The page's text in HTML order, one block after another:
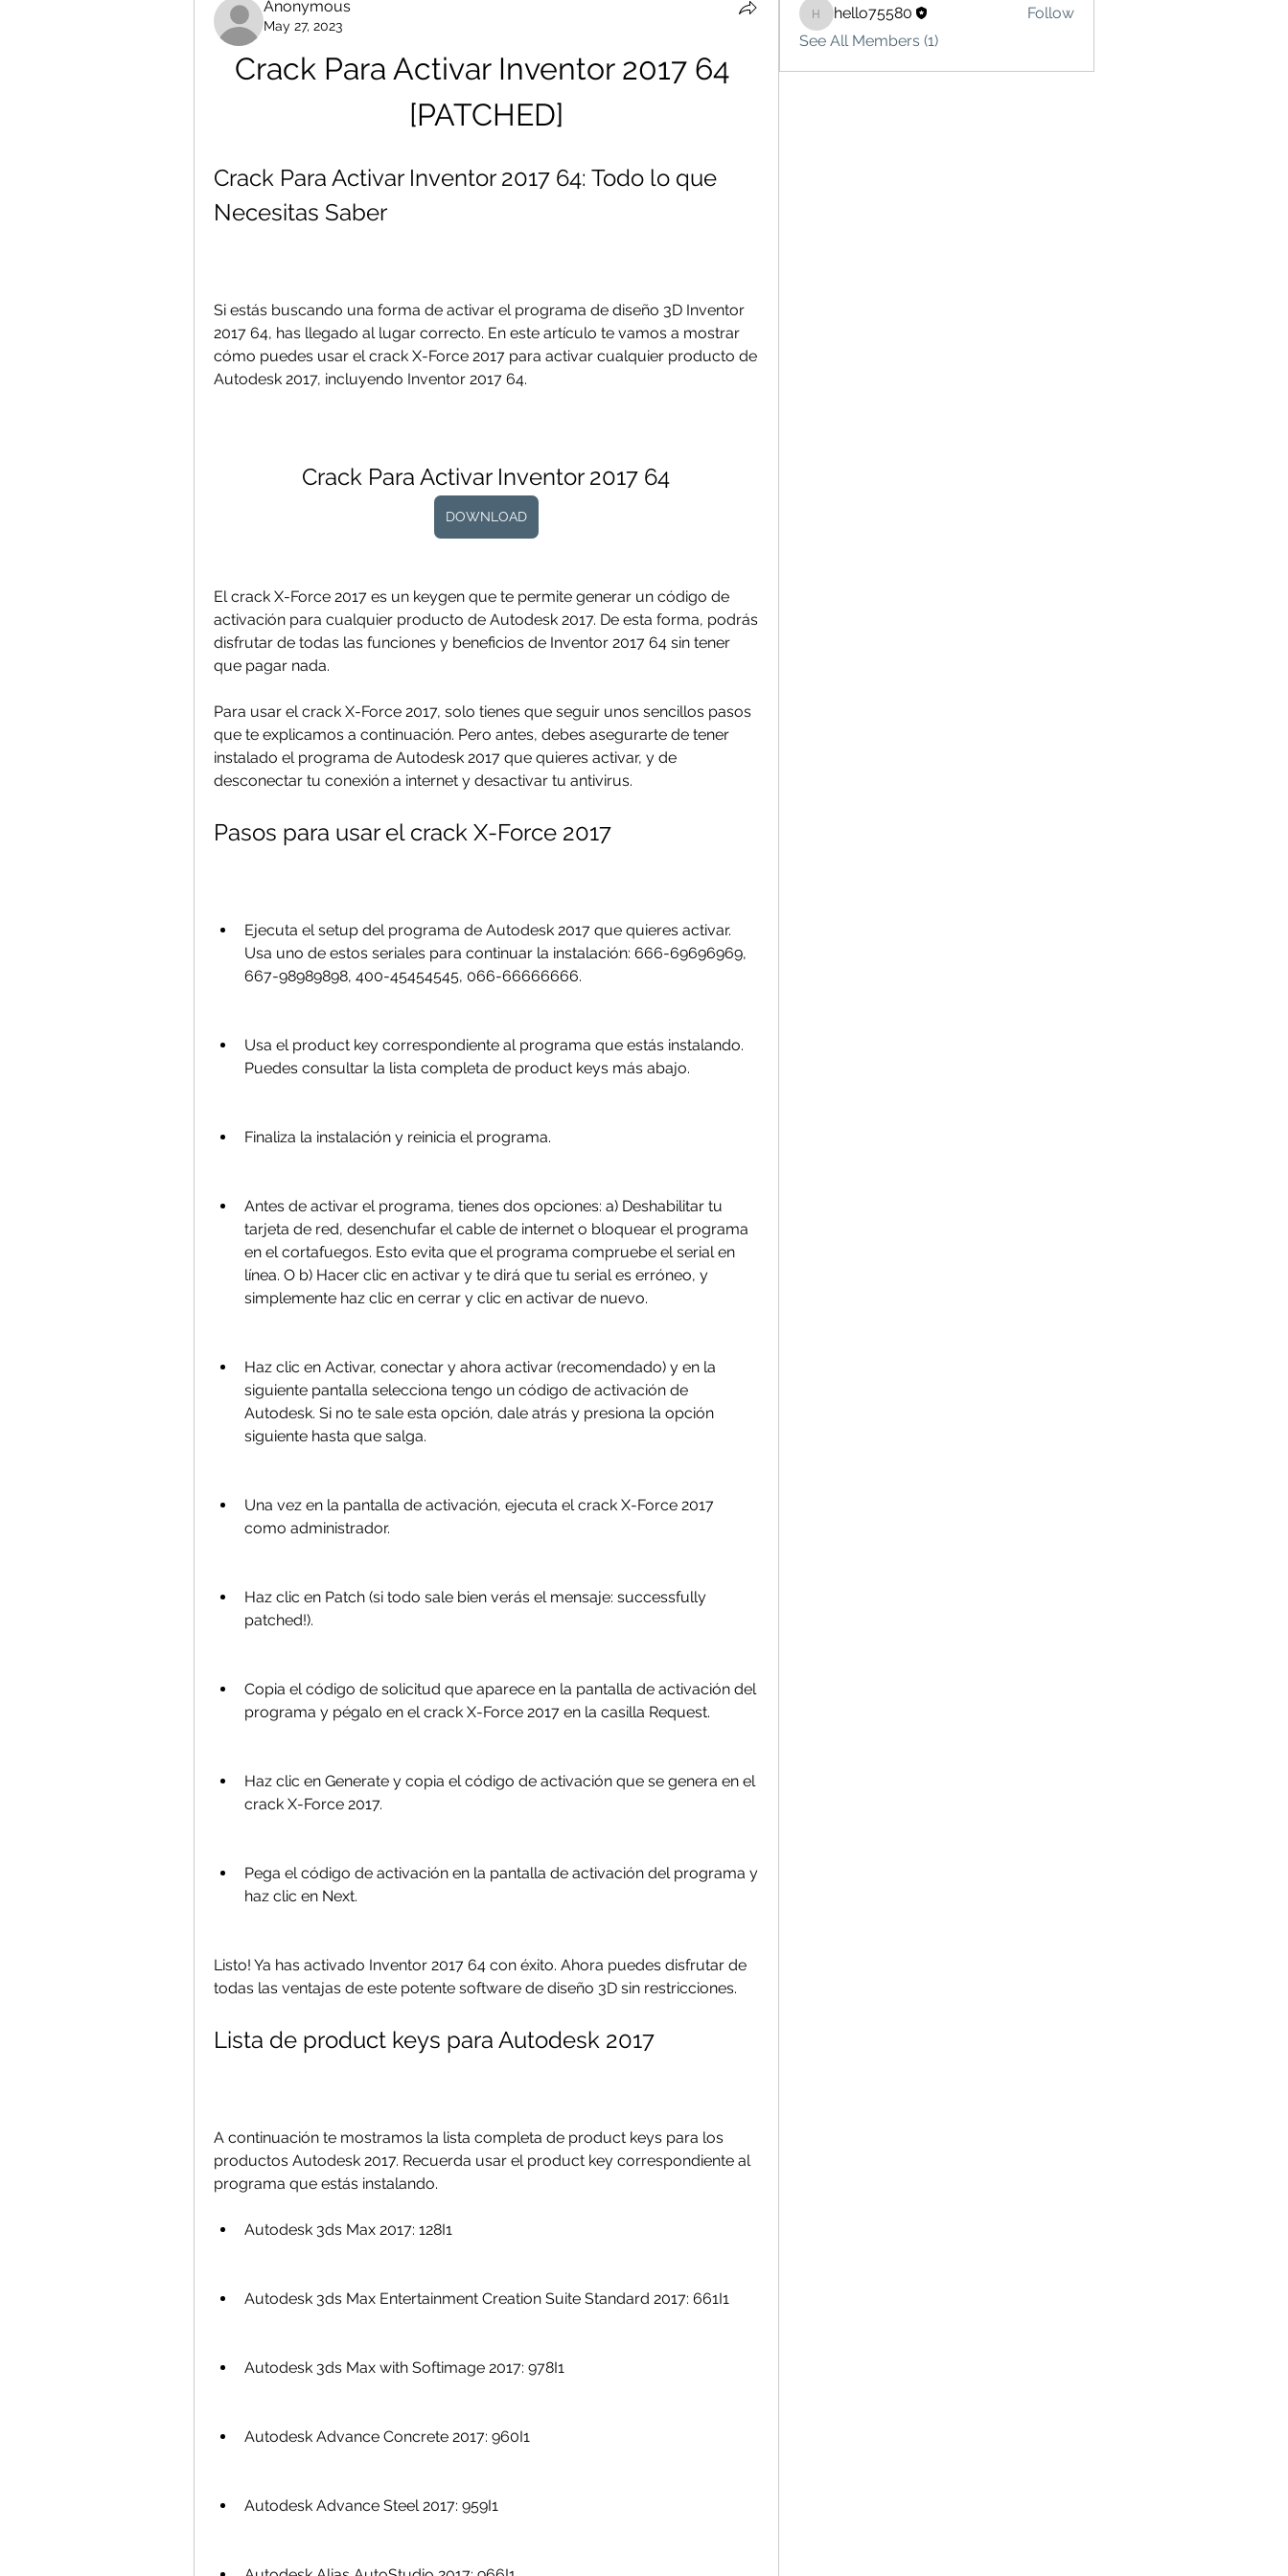
Anonymous
May 27, 2023
Crack Para Activar Inventor 2017 64
[PATCHED]
Crack Para Activar Inventor 2017 64: Todo lo que
Necesitas Saber
Si estás buscando una forma de activar el programa de diseño 3D Inventor
2017 64, has llegado al lugar correcto. En este artículo te vamos a mostrar
cómo puedes usar el crack X-Force 2017 para activar cualquier producto de
Autodesk 2017, incluyendo Inventor 2017 64.
Crack Para Activar Inventor 2017 64
DOWNLOAD
El crack X-Force 2017 es un keygen que te permite generar un código de
activación para cualquier producto de Autodesk 2017. De esta forma, podrás
disfrutar de todas las funciones y beneficios de Inventor 2017 64 sin tener
que pagar nada.
Para usar el crack X-Force 2017, solo tienes que seguir unos sencillos pasos
que te explicamos a continuación. Pero antes, debes asegurarte de tener
instalado el programa de Autodesk 2017 que quieres activar, y de
desconectar tu conexión a internet y desactivar tu antivirus.
Pasos para usar el crack X-Force 2017
Ejecuta el setup del programa de Autodesk 2017 que quieres activar.
Usa uno de estos seriales para continuar la instalación: 666-69696969,
667-98989898, 400-45454545, 066-66666666.
Usa el product key correspondiente al programa que estás instalando.
Puedes consultar la lista completa de product keys más abajo.
Finaliza la instalación y reinicia el programa.
Antes de activar el programa, tienes dos opciones: a) Deshabilitar tu
tarjeta de red, desenchufar el cable de internet o bloquear el programa
en el cortafuegos. Esto evita que el programa compruebe el serial en
línea. O b) Hacer clic en activar y te dirá que tu serial es erróneo, y
simplemente haz clic en cerrar y clic en activar de nuevo.
Haz clic en Activar, conectar y ahora activar (recomendado) y en la
siguiente pantalla selecciona tengo un código de activación de
Autodesk. Si no te sale esta opción, dale atrás y presiona la opción
siguiente hasta que salga.
Una vez en la pantalla de activación, ejecuta el crack X-Force 2017
como administrador.
Haz clic en Patch (si todo sale bien verás el mensaje: successfully
patched!).
Copia el código de solicitud que aparece en la pantalla de activación del
programa y pégalo en el crack X-Force 2017 en la casilla Request.
Haz clic en Generate y copia el código de activación que se genera en el
crack X-Force 2017.
Pega el código de activación en la pantalla de activación del programa y
haz clic en Next.
Listo! Ya has activado Inventor 2017 64 con éxito. Ahora puedes disfrutar de
todas las ventajas de este potente software de diseño 3D sin restricciones.
Lista de product keys para Autodesk 2017
A continuación te mostramos la lista completa de product keys para los
productos Autodesk 2017. Recuerda usar el product key correspondiente al
programa que estás instalando.
Autodesk 3ds Max 2017: 128I1
Autodesk 3ds Max Entertainment Creation Suite Standard 2017: 661I1
Autodesk 3ds Max with Softimage 2017: 978I1
Autodesk Advance Concrete 2017: 960I1
Autodesk Advance Steel 2017: 959I1
hello75580
hello75580
Follow
See All Members (1)